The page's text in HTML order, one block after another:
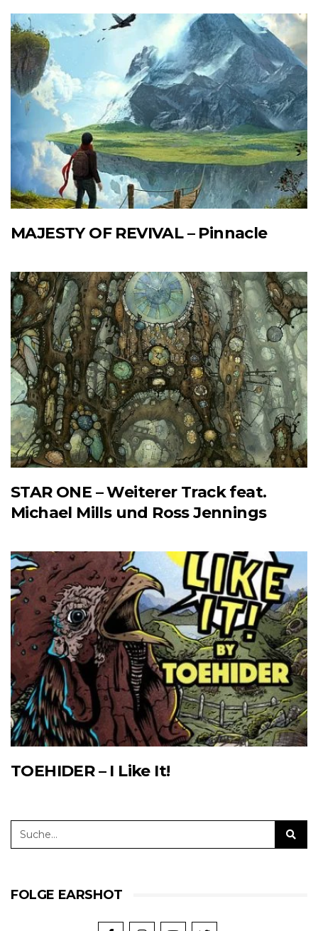
MAJESTY OF REVIVAL – Pinnacle
STAR ONE – Weiterer Track feat.
Michael Mills und Ross Jennings
TOEHIDER – I Like It!
FOLGE EARSHOT